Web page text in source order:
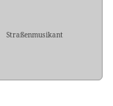
Straßenmusikant